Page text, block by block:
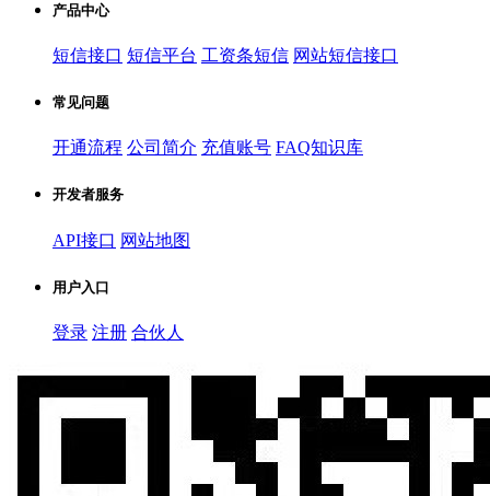
产品中心
短信接口 短信平台 工资条短信 网站短信接口
常见问题
开通流程 公司简介 充值账号 FAQ知识库
开发者服务
API接口 网站地图
用户入口
登录 注册 合伙人